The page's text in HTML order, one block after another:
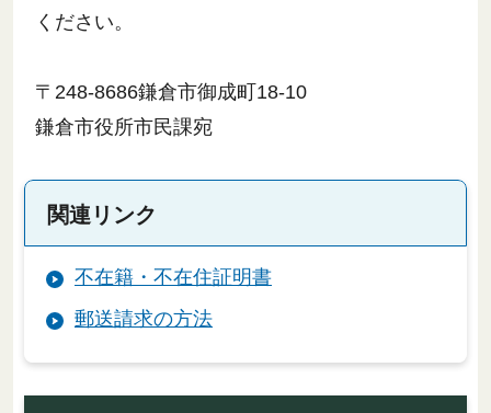
ください。
〒248-8686鎌倉市御成町18-10
鎌倉市役所市民課宛
関連リンク
不在籍・不在住証明書
郵送請求の方法